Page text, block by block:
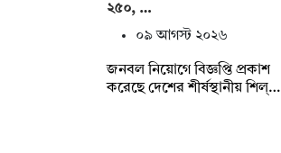
২৫০, …
০৯ আগস্ট ২০২৬
জনবল নিয়োগে বিজ্ঞপ্তি প্রকাশ
করেছে দেশের শীর্ষস্থানীয় শিল্…